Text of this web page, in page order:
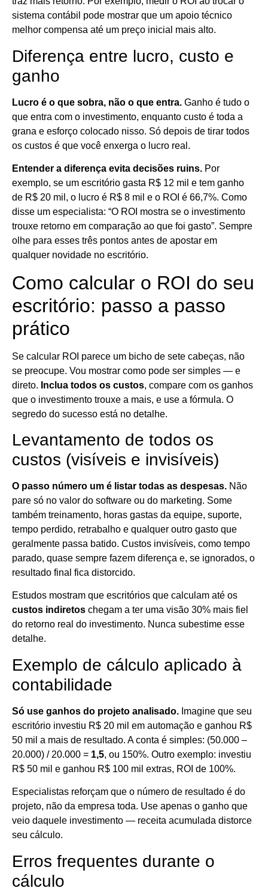
sistema contábil pode mostrar que um apoio técnico
melhor compensa até um preço inicial mais alto.
Diferença entre lucro, custo e
ganho
Lucro é o que sobra, não o que entra. Ganho é tudo o
que entra com o investimento, enquanto custo é toda a
grana e esforço colocado nisso. Só depois de tirar todos
os custos é que você enxerga o lucro real.
Entender a diferença evita decisões ruins. Por
exemplo, se um escritório gasta R$ 12 mil e tem ganho
de R$ 20 mil, o lucro é R$ 8 mil e o ROI é 66,7%. Como
disse um especialista: “O ROI mostra se o investimento
trouxe retorno em comparação ao que foi gasto”. Sempre
olhe para esses três pontos antes de apostar em
qualquer novidade no escritório.
Como calcular o ROI do seu
escritório: passo a passo
prático
Se calcular ROI parece um bicho de sete cabeças, não
se preocupe. Vou mostrar como pode ser simples — e
direto. Inclua todos os custos, compare com os ganhos
que o investimento trouxe a mais, e use a fórmula. O
segredo do sucesso está no detalhe.
Levantamento de todos os
custos (visíveis e invisíveis)
O passo número um é listar todas as despesas. Não
pare só no valor do software ou do marketing. Some
também treinamento, horas gastas da equipe, suporte,
tempo perdido, retrabalho e qualquer outro gasto que
geralmente passa batido. Custos invisíveis, como tempo
parado, quase sempre fazem diferença e, se ignorados, o
resultado final fica distorcido.
Estudos mostram que escritórios que calculam até os
custos indiretos chegam a ter uma visão 30% mais fiel
do retorno real do investimento. Nunca subestime esse
detalhe.
Exemplo de cálculo aplicado à
contabilidade
Só use ganhos do projeto analisado. Imagine que seu
escritório investiu R$ 20 mil em automação e ganhou R$
50 mil a mais de resultado. A conta é simples: (50.000 –
20.000) / 20.000 = 1,5, ou 150%. Outro exemplo: investiu
R$ 50 mil e ganhou R$ 100 mil extras, ROI de 100%.
Especialistas reforçam que o número de resultado é do
projeto, não da empresa toda. Use apenas o ganho que
veio daquele investimento — receita acumulada distorce
seu cálculo.
Erros frequentes durante o
cálculo